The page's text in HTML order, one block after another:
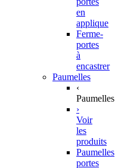
en
applique
Ferme-
portes
à
encastrer
Paumelles
‹
Paumelles
›
Voir
les
produits
Paumelles
portes